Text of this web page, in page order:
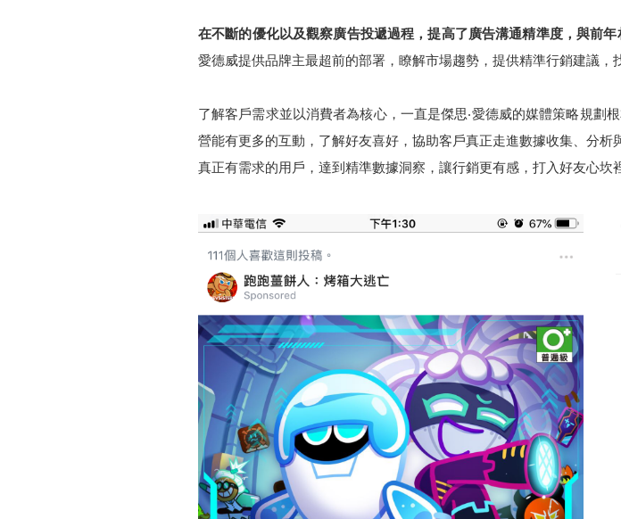
在不斷的優化以及觀察廣告投遞過程，提高了廣告溝通精準度，與前
愛德威提供品牌主最超前的部署，瞭解市場趨勢，提供精準行銷建議，
了解客戶需求並以消費者為核心，一直是傑思‧愛德威的媒體策略規劃
營能有更多的互動，了解好友喜好，協助客戶真正走進數據收集、分
真正有需求的用戶，達到精準數據洞察，讓行銷更有感，打入好友心坎